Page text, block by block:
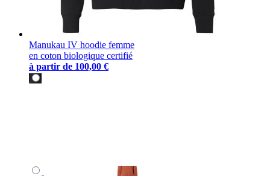
Manukau IV hoodie femme
en coton biologique certifié
à partir de 100,00 €